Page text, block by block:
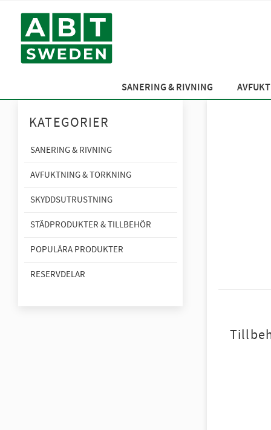
SANERING & RIVNING
KATEGORIER
SANERING & RIVNING
AVFUKTNING & TORKNING
SKYDDSUTRUSTNING
STÄDPRODUKTER & TILLBEHÖR
POPULÄRA PRODUKTER
RESERVDELAR